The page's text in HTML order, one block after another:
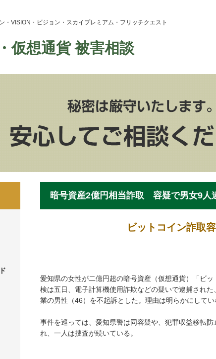
・VISION・ビジョン・スカイプレミアム・フリッチクエスト
仮想通貨 被害相談
暗号資産2億円相当詐取 容疑で男女9
ビットコイン詐取
愛知県の女性が二億円超の暗号資産（仮想通貨）「ビ
検は五日、電子計算機使用詐欺などの疑いで逮捕され
業の男性（46）を不起訴とした。理由は明らかにしてい
事件を巡っては、愛知県警は同容疑や、犯罪収益移転
れ、一人は捜査が続いている。